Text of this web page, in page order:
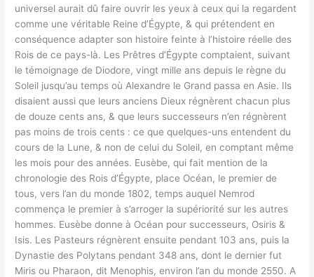
universel aurait dû faire ouvrir les yeux à ceux qui la regardent
comme une véritable Reine d’Égypte, & qui prétendent en
conséquence adapter son histoire feinte à l’histoire réelle des
Rois de ce pays-là. Les Prêtres d’Égypte comptaient, suivant
le témoignage de Diodore, vingt mille ans depuis le règne du
Soleil jusqu’au temps où Alexandre le Grand passa en Asie. Ils
disaient aussi que leurs anciens Dieux régnèrent chacun plus
de douze cents ans, & que leurs successeurs n’en régnèrent
pas moins de trois cents : ce que quelques-uns entendent du
cours de la Lune, & non de celui du Soleil, en comptant même
les mois pour des années. Eusèbe, qui fait mention de la
chronologie des Rois d’Égypte, place Océan, le premier de
tous, vers l’an du monde 1802, temps auquel Nemrod
commença le premier à s’arroger la supériorité sur les autres
hommes. Eusèbe donne à Océan pour successeurs, Osiris &
Isis. Les Pasteurs régnèrent ensuite pendant 103 ans, puis la
Dynastie des Polytans pendant 348 ans, dont le dernier fut
Miris ou Pharaon, dit Menophis, environ l’an du monde 2550. A